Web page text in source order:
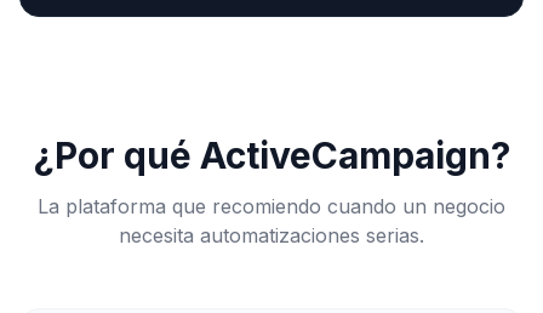
¿Por qué ActiveCampaign?
La plataforma que recomiendo cuando un negocio
necesita automatizaciones serias.